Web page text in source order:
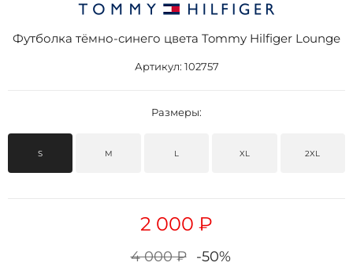
Футболка тёмно-синего цвета Tommy Hilfiger Lounge
Артикул: 102757
Размеры:
S M L XL 2XL
2 000 ₽
4 000 ₽ -50%